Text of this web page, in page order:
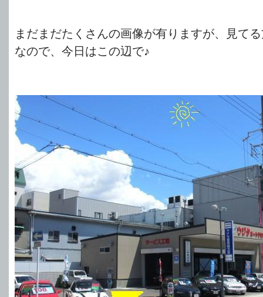
まだまだたくさんの画像が有りますが、見て
なので、今日はこの辺で♪